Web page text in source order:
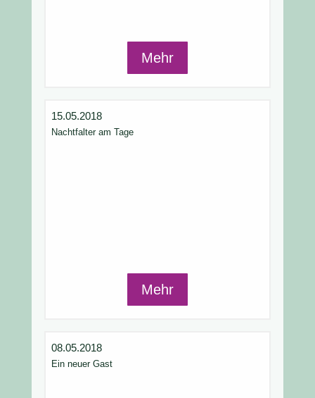
Mehr
15.05.2018
Nachtfalter am Tage
Mehr
08.05.2018
Ein neuer Gast